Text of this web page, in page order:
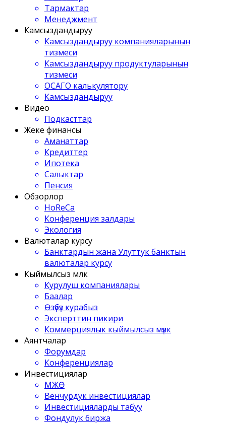
Тармактар
Менеджмент
Камсыздандыруу
Камсыздандыруу компанияларынын
тизмеси
Камсыздандыруу продуктуларынын
тизмеси
ОСАГО калькулятору
Камсыздандыруу
Видео
Подкасттар
Жеке финансы
Аманаттар
Кредиттер
Ипотека
Салыктар
Пенсия
Обзорлор
HoReCa
Конференция залдары
Экология
Валюталар курсу
Банктардын жана Улуттук банктын
валюталар курсу
Кыймылсыз мүлк
Курулуш компаниялары
Баалар
Өзүбүз курабыз
Эксперттин пикири
Коммерциялык кыймылсыз мүлк
Аянтчалар
Форумдар
Конференциялар
Инвестициялар
МЖӨ
Венчурдук инвестициялар
Инвестицияларды табуу
Фондулук биржа